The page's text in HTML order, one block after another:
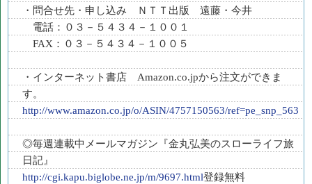
・問合せ先・申し込み ＮＴＴ出版 遠藤・今井
電話：０３－５４３４－１００１
FAX：０３－５４３４－１００５
・インターネット書店 Amazon.co.jpから注文ができま
す。
http://www.amazon.co.jp/o/ASIN/4757150563/ref=pe_snp_563
◎毎週連載中メールマガジン『金丸弘美のスローライフ旅
日記』
http://cgi.kapu.biglobe.ne.jp/m/9697.html登録無料